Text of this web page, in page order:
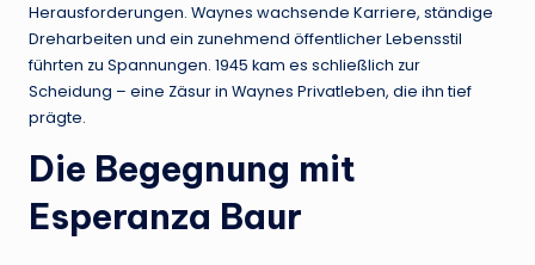
Herausforderungen. Waynes wachsende Karriere, ständige
Dreharbeiten und ein zunehmend öffentlicher Lebensstil
führten zu Spannungen. 1945 kam es schließlich zur
Scheidung – eine Zäsur in Waynes Privatleben, die ihn tief
prägte.
Die Begegnung mit
Esperanza Baur